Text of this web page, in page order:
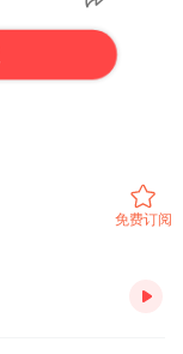
免费订阅